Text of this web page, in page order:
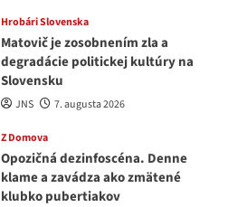
Hrobári Slovenska
Matovič je zosobnením zla a
degradácie politickej kultúry na
Slovensku
JNS 7. augusta 2026
Z Domova
Opozičná dezinfoscéna. Denne
klame a zavádza ako zmätené
klubko pubertiakov